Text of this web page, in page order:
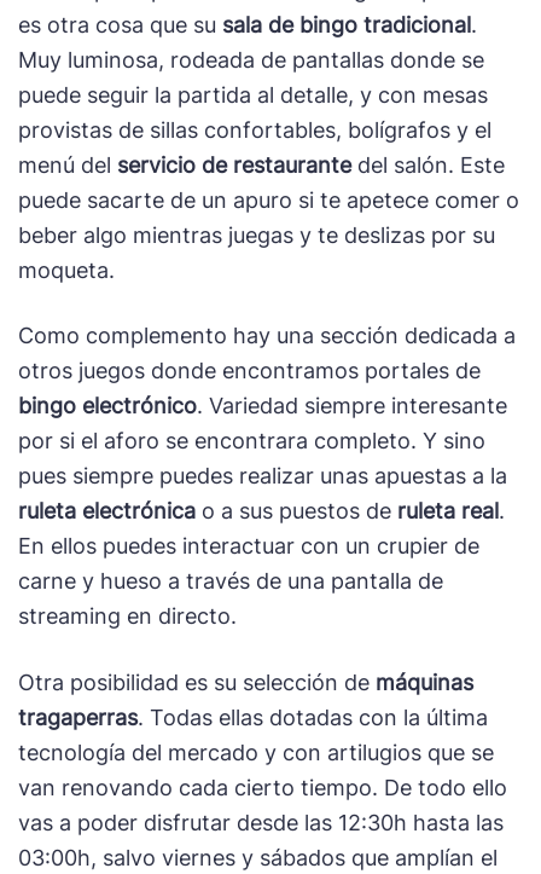
es otra cosa que su sala de bingo tradicional.
Muy luminosa, rodeada de pantallas donde se
puede seguir la partida al detalle, y con mesas
provistas de sillas confortables, bolígrafos y el
menú del servicio de restaurantedel salón. Este
puede sacarte de un apuro si te apetece comer o
beber algo mientras juegas y te deslizas por su
moqueta.
Como complemento hay una sección dedicada a
otros juegos donde encontramos portales de
bingo electrónico. Variedad siempre interesante
por si el aforo se encontrara completo. Y sino
pues siempre puedes realizar unas apuestas a la
ruleta electrónica o a sus puestos de ruleta real.
En ellos puedes interactuar con un crupier de
carne y hueso a través de una pantalla de
streaming en directo.
Otra posibilidad es su selección de máquinas
tragaperras. Todas ellas dotadas con la última
tecnología del mercado y con artilugios que se
van renovando cada cierto tiempo. De todo ello
vas a poder disfrutar desde las 12:30h hasta las
03:00h, salvo viernes y sábados que amplían el